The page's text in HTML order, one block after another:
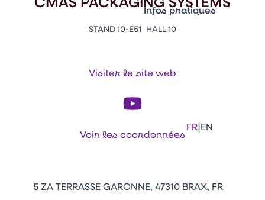
Vitrine Innovations
Emballages
Infos pratiques
Contacts
Appuyez sur Entrée pour
FR|EN
STAND 10-E51 HALL 10
Visiter le site web
Voir les coordonnées
5 ZA TERRASSE GARONNE, 47310 BRAX, FR